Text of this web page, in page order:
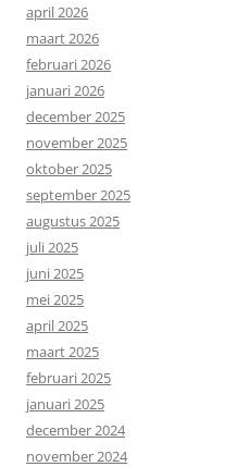
april 2026
maart 2026
februari 2026
januari 2026
december 2025
november 2025
oktober 2025
september 2025
augustus 2025
juli 2025
juni 2025
mei 2025
april 2025
maart 2025
februari 2025
januari 2025
december 2024
november 2024